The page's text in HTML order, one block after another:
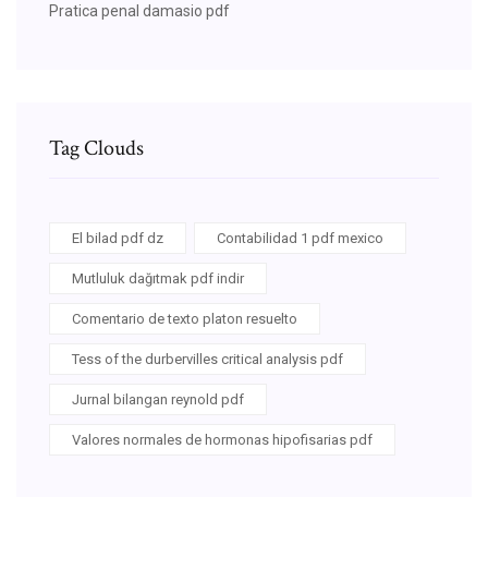
Pratica penal damasio pdf
Tag Clouds
El bilad pdf dz Contabilidad 1 pdf mexico
Mutluluk dağıtmak pdf indir
Comentario de texto platon resuelto
Tess of the durbervilles critical analysis pdf
Jurnal bilangan reynold pdf
Valores normales de hormonas hipofisarias pdf